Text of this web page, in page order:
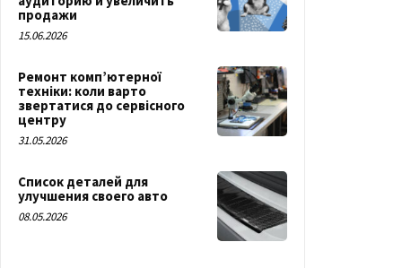
продажи
15.06.2026
Ремонт комп’ютерної
техніки: коли варто
звертатися до сервісного
центру
31.05.2026
Список деталей для
улучшения своего авто
08.05.2026